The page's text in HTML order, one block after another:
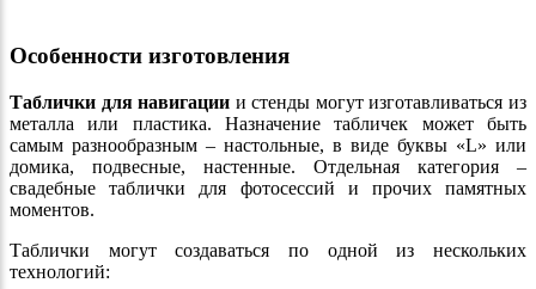
Особенности изготовления
Таблички для навигации и стенды могут изготавливаться из
металла или пластика. Назначение табличек может быть
самым разнообразным – настольные, в виде буквы «L» или
домика, подвесные, настенные. Отдельная категория –
свадебные таблички для фотосессий и прочих памятных
моментов.
Таблички могут создаваться по одной из нескольких
технологий: